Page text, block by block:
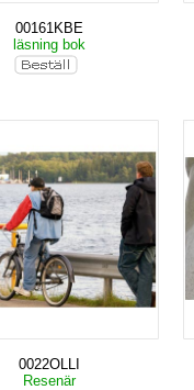
00161KBE
läsning bok
0022OLLI
Resenär